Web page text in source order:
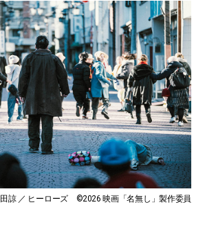
田諒 ／ ヒーローズ ©2026 映画「名無し」製作委員